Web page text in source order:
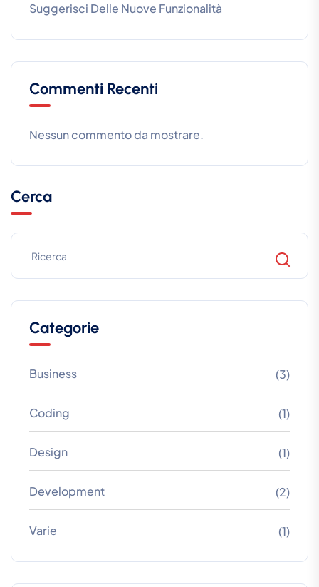
Suggerisci Delle Nuove Funzionalità
Commenti Recenti
Nessun commento da mostrare.
Cerca
Categorie
Business (3)
Coding (1)
Design (1)
Development (2)
Varie (1)